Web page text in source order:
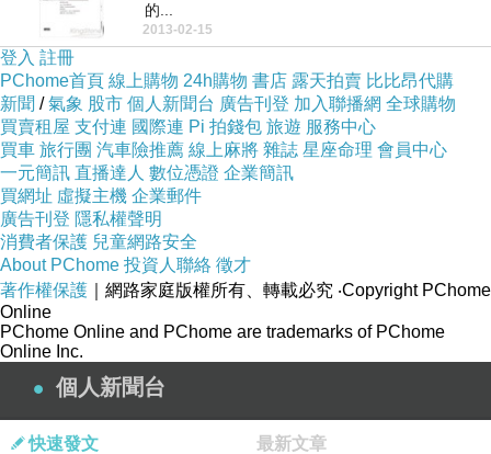
的...
2013-02-15
登入 註冊
PChome首頁 線上購物 24h購物 書店 露天拍賣 比比昂代購
新聞 /氣象 股市 個人新聞台 廣告刊登 加入聯播網 全球購物
買賣租屋 支付連 國際連 Pi 拍錢包 旅遊 服務中心
買車 旅行團 汽車險推薦 線上麻將 雜誌 星座命理 會員中心
一元簡訊 直播達人 數位憑證 企業簡訊
買網址 虛擬主機 企業郵件
廣告刊登 隱私權聲明
消費者保護 兒童網路安全
About PChome 投資人聯絡 徵才
著作權保護 ｜網路家庭版權所有、轉載必究 ‧Copyright PChome
Online
PChome Online and PChome are trademarks of PChome
Online Inc.
個人新聞台
快速發文 最新文章